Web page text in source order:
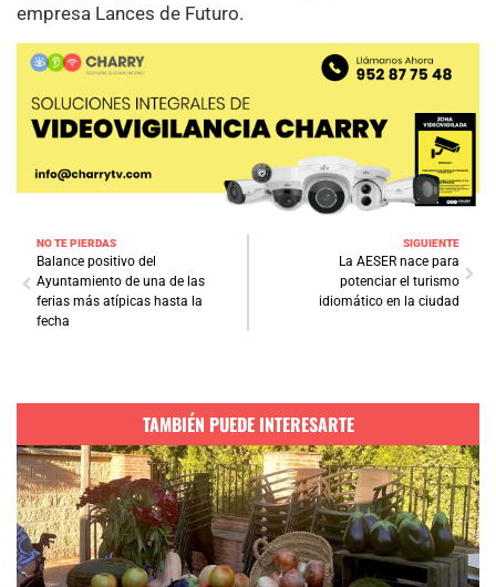
empresa Lances de Futuro.
NO TE PIERDAS
Balance positivo del
Ayuntamiento de una de las
ferias más atípicas hasta la
fecha
SIGUIENTE
La AESER nace para
potenciar el turismo
idiomático en la ciudad
TAMBIÉN PUEDE INTERESARTE